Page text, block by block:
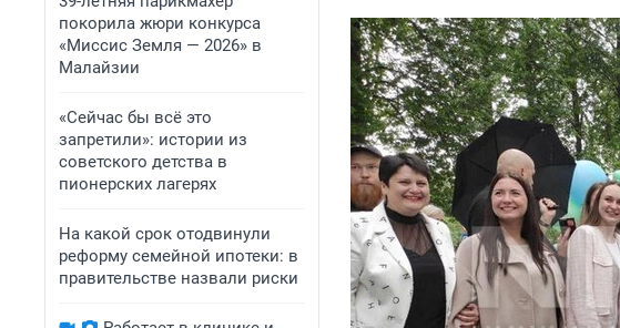
покорила жюри конкурса
«Миссис Земля — 2026» в
Малайзии
«Сейчас бы всё это
запретили»: истории из
советского детства в
пионерских лагерях
На какой срок отодвинули
реформу семейной ипотеки: в
правительстве назвали риски